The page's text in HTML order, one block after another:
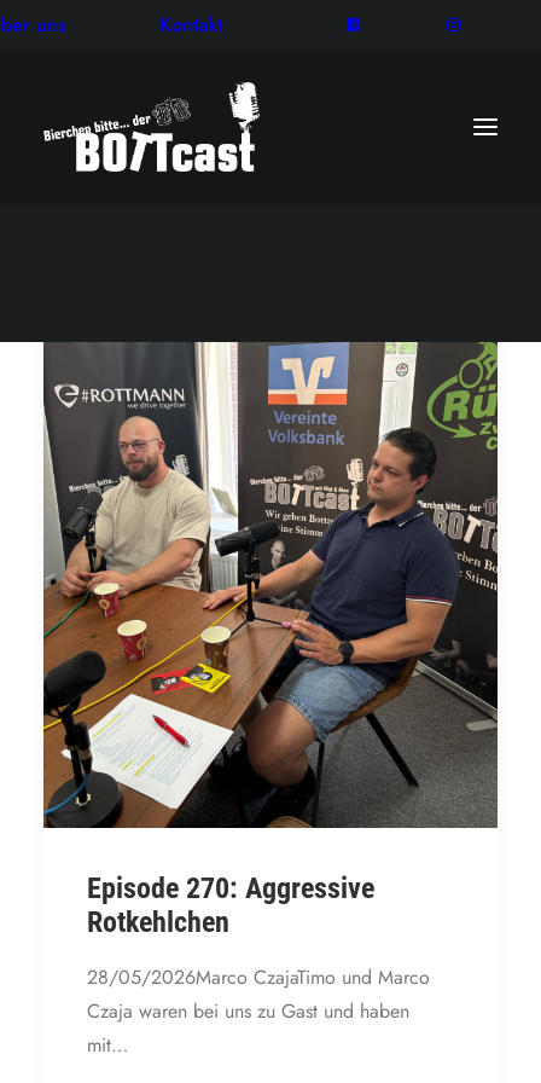
uns Kontakt
Episode 270: Aggressive
Rotkehlchen
28/05/2026Marco CzajaTimo und Marco
Czaja waren bei uns zu Gast und haben
mit…